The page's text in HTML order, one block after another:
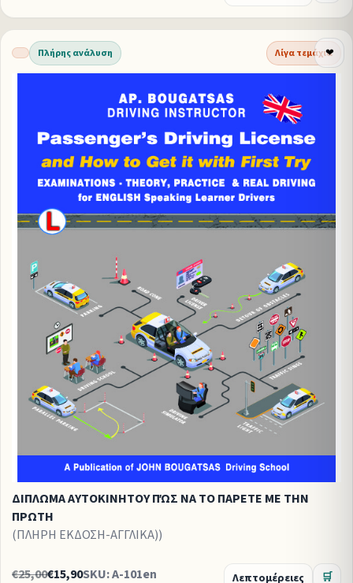
❤
Πλήρης ανάλυση Λίγα τεμάχια
ΔΙΠΛΩΜΑ ΑΥΤΟΚΙΝΗΤΟΥ ΠΏΣ ΝΑ ΤΟ ΠΑΡΕΤΕ ΜΕ ΤΗΝ
ΠΡΩΤΗ
(ΠΛΗΡΗ ΕΚΔΟΣΗ-ΑΓΓΛΙΚΑ))
€25,00€15,90SKU: A-101en Λεπτομέρειες 🛒